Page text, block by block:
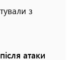
з
атаки